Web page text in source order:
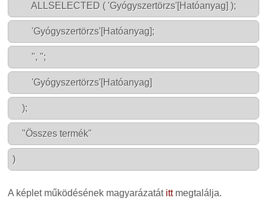
ALLSELECTED ( 'Gyógyszertörzs'[Hatóanyag] );
'Gyógyszertörzs'[Hatóanyag];
", ";
'Gyógyszertörzs'[Hatóanyag]
);
"Összes termék"
)
A képlet működésének magyarázatát ittmegtalálja.